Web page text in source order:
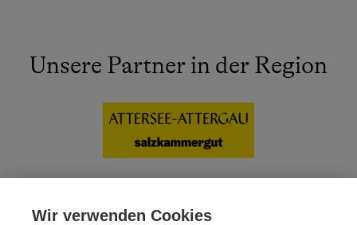
Unsere Partner in der Region
Wir verwenden Cookies